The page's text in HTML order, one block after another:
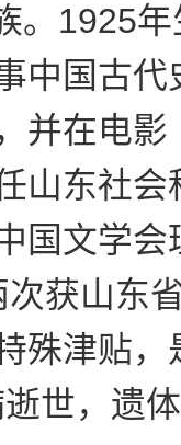
。1925
中国古
并在电
山东社
国文学
获山东
殊津贴
世，遗